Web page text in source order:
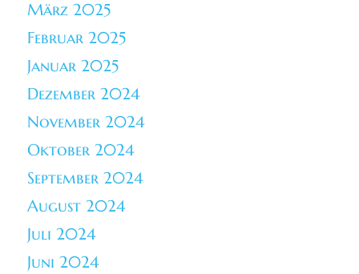
März 2025
Februar 2025
Januar 2025
Dezember 2024
November 2024
Oktober 2024
September 2024
August 2024
Juli 2024
Juni 2024